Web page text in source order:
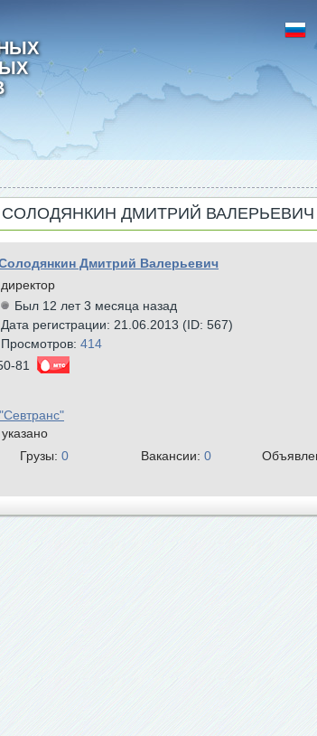
СОЛОДЯНКИН ДМИТРИЙ ВАЛЕРЬЕВИЧ
Дмитрий Валерьевич
директор
Был 12 лет 3 месяца назад
Дата регистрации: 21.06.2013 (ID: 567)
Просмотров: 414
81
Грузы: 0 Вакансии: 0